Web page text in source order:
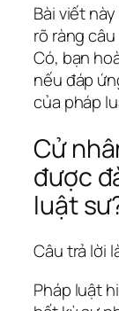
Bài viết
rõ ràng
Có, bạn
nếu đáp
của pháp
Cử
được
luật
Câu trả lời
Pháp luật